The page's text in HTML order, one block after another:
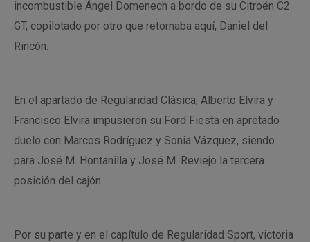
incombustible Ángel Domenech a bordo de su Citroën C2
GT, copilotado por otro que retornaba aquí, Daniel del
Rincón.
En el apartado de Regularidad Clásica, Alberto Elvira y
Francisco Elvira impusieron su Ford Fiesta en apretado
duelo con Marcos Rodríguez y Sonia Vázquez, siendo
para José M. Hontanilla y José M. Reviejo la tercera
posición del cajón.
Por su parte y en el capítulo de Regularidad Sport, victoria